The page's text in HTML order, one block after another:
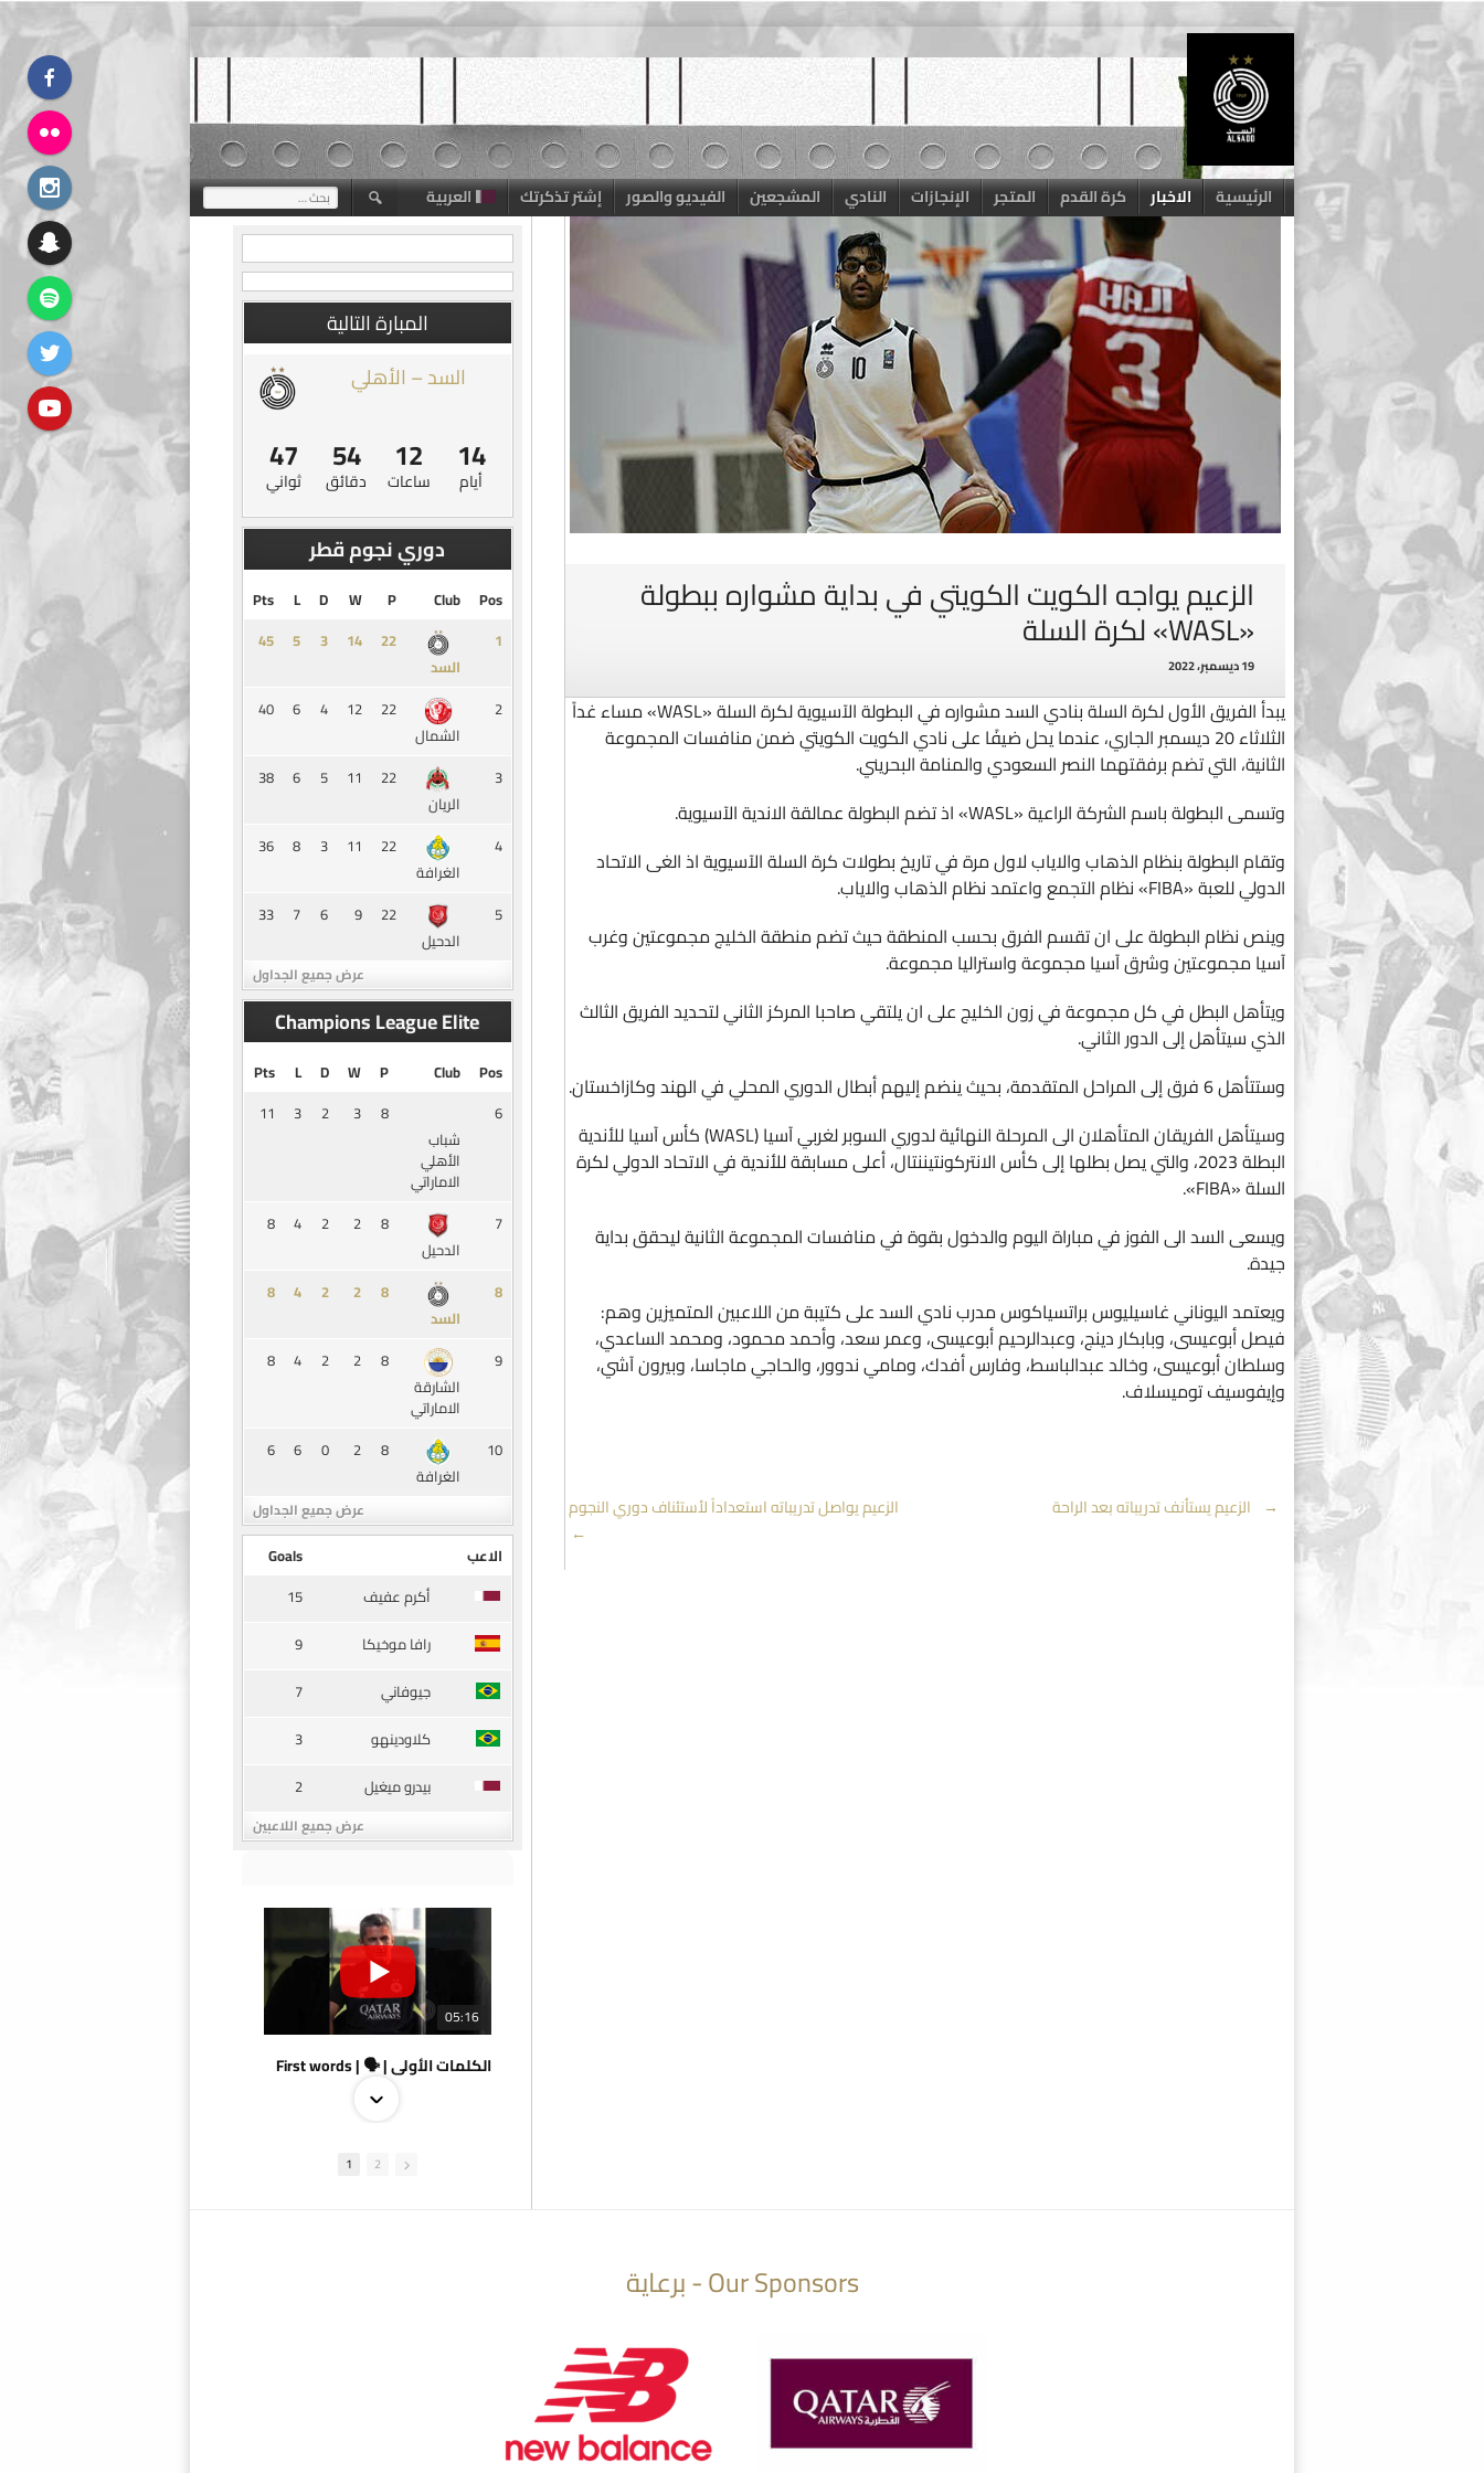
Skip
content
الرئيسية الاخبار كرة القدم المتجر الإنجازات النادي المشجعين الفيديو والصور إشتر تذكرتك العربية البحث
عن:
الزعيم يواجه الكويت الكويتي في بداية مشواره ببطولة
«WASL» لكرة السلة
19 ديسمبر، 2022
يبدأ الفريق الأول لكرة السلة بنادي السد مشواره في البطولة الآسيوية لكرة السلة «WASL» مساء غداً
الثلاثاء 20 ديسمبر الجاري، عندما يحل ضيفًا على نادي الكويت الكويتي ضمن منافسات المجموعة
الثانية، التي تضم برفقتهما النصر السعودي والمنامة البحريني.
وتسمى البطولة باسم الشركة الراعية «WASL» اذ تضم البطولة عمالقة الاندية الآسيوية.
وتقام البطولة بنظام الذهاب والاياب لاول مرة في تاريخ بطولات كرة السلة الآسيوية اذ الغى الاتحاد
الدولي للعبة «FIBA» نظام التجمع واعتمد نظام الذهاب والاياب.
وينص نظام البطولة على ان تقسم الفرق بحسب المنطقة حيث تضم منطقة الخليج مجموعتين وغرب
آسيا مجموعتين وشرق آسيا مجموعة واستراليا مجموعة.
ويتأهل البطل في كل مجموعة في زون الخليج على ان يلتقي صاحبا المركز الثاني لتحديد الفريق الثالث
الذي سيتأهل إلى الدور الثاني.
وستتأهل 6 فرق إلى المراحل المتقدمة، بحيث ينضم إليهم أبطال الدوري المحلي في الهند وكازاخستان.
وسيتأهل الفريقان المتأهلان الى المرحلة النهائية لدوري السوبر لغربي آسيا (WASL) كأس آسيا للأندية
البطلة 2023، والتي يصل بطلها إلى كأس الانتركونتيننتال، أعلى مسابقة للأندية في الاتحاد الدولي لكرة
السلة «FIBA».
ويسعى السد الى الفوز في مباراة اليوم والدخول بقوة في منافسات المجموعة الثانية ليحقق بداية
جيدة.
ويعتمد اليوناني غاسيليوس براتسياكوس مدرب نادي السد على كتيبة من اللاعبين المتميزين وهم:
فيصل أبوعيسى، وبابكار دينج، وعبدالرحيم أبوعيسى، وعمر سعد، وأحمد محمود، ومحمد الساعدي،
وسلطان أبوعيسى، وخالد عبدالباسط، وفارس أفدك، ومامي ندوور، والحاجي ماجاسا، وبيرون آشي،
وإيفوسيف توميسلاف.
Post
← الزعيم يستأنف تدريباته بعد الراحة
الزعيم يواصل تدريباته استعداداً لأستئناف دوري النجوم
→
المبارة التالية
السد – الأهلي
14
أيام
12
ساعات
54
دقائق
47
ثواني
دوري نجوم قطر
Pos
Club
P
W
D
L
Pts
1
السد
‏22
14
3
5
45
2
الشمال
22
12
4
6
40
3
الريان
22
11
5
6
38
4
الغرافة
22
11
3
8
36
5
الدحيل
22
9
6
7
33
عرض جميع الجداول
Champions League Elite
Pos
Club
P
W
D
L
Pts
6
شباب
الأهلي
الاماراتي
8
3
2
3
11
7
الدحيل
8
2
2
4
8
8
السد
8
2
2
4
8
9
الشارقة
الاماراتي
8
2
2
4
8
10
الغرافة
8
2
0
6
6
عرض جميع الجداول
الاعب
Goals
أكرم عفيف
15
رافا موخيكا
9
جيوفاني
7
كلاودينهو
3
بيدرو ميغيل
2
عرض جميع اللاعبين
05:16
الكلمات الأولى | 🗣 | First words
1 2
Our Sponsors - برعاية